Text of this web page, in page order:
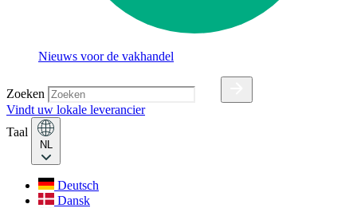
Nieuws voor de vakhandel
Zoeken
Vindt uw lokale leverancier
Taal
NL
Deutsch
Dansk